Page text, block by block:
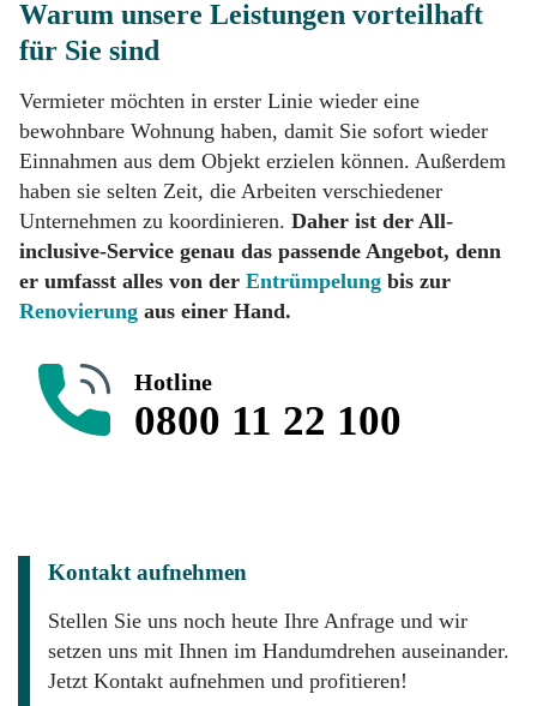
Warum unsere Leistungen vorteilhaft
für Sie sind
Vermieter möchten in erster Linie wieder eine
bewohnbare Wohnung haben, damit Sie sofort wieder
Einnahmen aus dem Objekt erzielen können. Außerdem
haben sie selten Zeit, die Arbeiten verschiedener
Unternehmen zu koordinieren. Daher ist der All-
inclusive-Service genau das passende Angebot, denn
er umfasst alles von der Entrümpelung bis zur
Renovierung aus einer Hand.
Hotline
0800 11 22 100
Kontakt aufnehmen
Stellen Sie uns noch heute Ihre Anfrage und wir
setzen uns mit Ihnen im Handumdrehen auseinander.
Jetzt Kontakt aufnehmen und profitieren!